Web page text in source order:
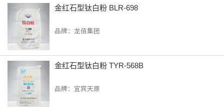
金红石型钛白粉 BLR-698
品牌：龙佰集团
金红石型钛白粉 TYR-568B
品牌：宜宾天原